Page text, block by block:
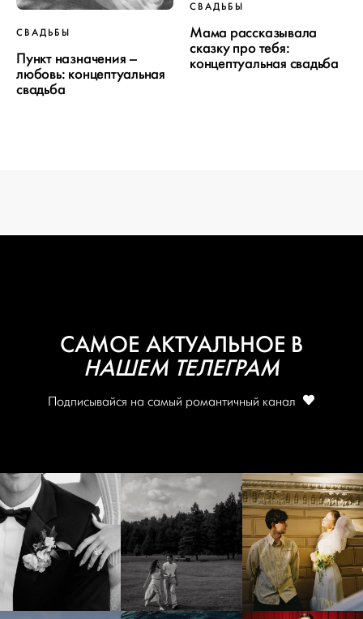
СВАДЬБЫ
Пункт назначения –
любовь: концептуальная
свадьба
СВАДЬБЫ
Мама рассказывала
сказку про тебя:
концептуальная свадьба
ПРОЕКТ
СВАДЬБЫ
ОТ WEDDYWOOD
САМОЕ АКТУАЛЬНОЕ В
НАШЕМ ТЕЛЕГРАМ
Подписывайся на самый романтичный канал